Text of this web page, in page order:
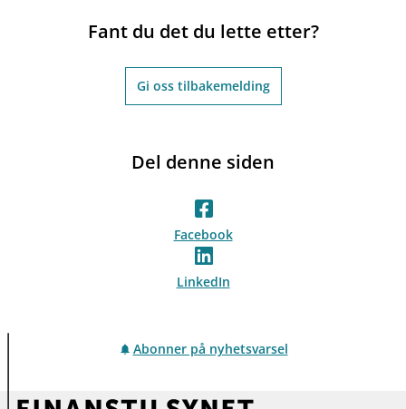
Fant du det du lette etter?
Gi oss tilbakemelding
Del denne siden
Facebook
LinkedIn
Abonner på nyhetsvarsel